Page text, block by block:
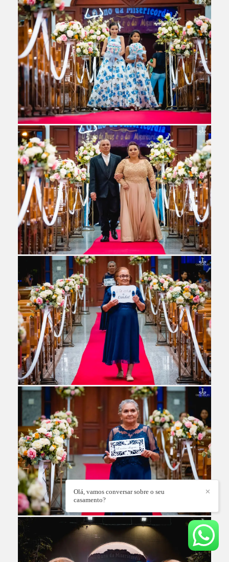
✕
Olá, vamos conversar sobre o seu
casamento?